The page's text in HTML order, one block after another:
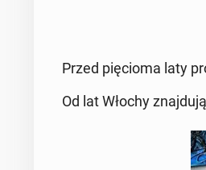
Przed pię­cio­ma laty
Od lat Włochy